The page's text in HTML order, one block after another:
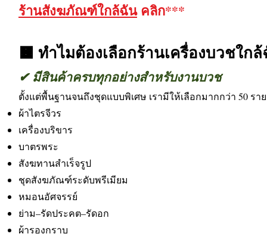
ร้านสังฆภัณฑ์ใกล้ฉันคลิก***
🟧 ทำไมต้องเลือกร้านเครื่องบวชใก
✔ มีสินค้าครบทุกอย่างสำหรับงานบวช
ตั้งแต่พื้นฐานจนถึงชุดแบบพิเศษ เรามีให้เลือกมากกว่า 50 รา
ผ้าไตรจีวร
เครื่องบริขาร
บาตรพระ
สังฆทานสำเร็จรูป
ชุดสังฆภัณฑ์ระดับพรีเมียม
หมอนอัศจรรย์
ย่าม–รัดประคต–รัดอก
ผ้ารองกราบ